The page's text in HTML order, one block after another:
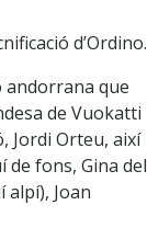
d’Ordino.
andorrana que
de Vuokatti
Jordi Orteu, així
de fons, Gina del
alpí), Joan